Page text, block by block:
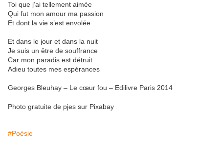
Toi que j’ai tellement aimée
Qui fut mon amour ma passion
Et dont la vie s’est envolée
Et dans le jour et dans la nuit
Je suis un être de souffrance
Car mon paradis est détruit
Adieu toutes mes espérances
Georges Bleuhay – Le cœur fou – Edilivre Paris 2014
Photo gratuite de pjes sur Pixabay
#Poésie